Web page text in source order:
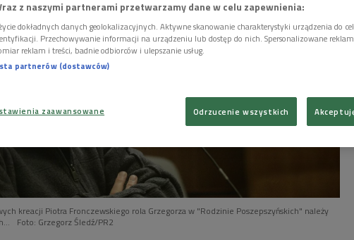
kreacji Piotra Fronczewskiego rola Grzegorza w "Rodzinie Poszepszyńskich" należy
Foto: Grzegorz Śledź/PR2
z naszymi partnerami przetwarzamy dane w celu zapewnienia:
dokładnych danych geolokalizacyjnych. Aktywne skanowanie charakterystyki urządzenia do
Przechowywanie informacji na urządzeniu lub dostęp do nich. Spersonalizowane
reklam i treści, badnie odbiorców i ulepszanie usług.
partnerów (dostawców)
zaawansowane Odrzucenie wszystkich